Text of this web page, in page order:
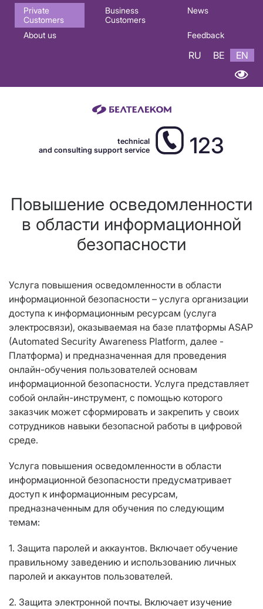
Основная
навигация
Private
Customers
Business
Customers
News
About us Feedback
RU BE EN
technical
and consulting support service
123
Повышение осведомленности
в области информационной
безопасности
Услуга повышения осведомленности в области
информационной безопасности – услуга организации
доступа к информационным ресурсам (услуга
электросвязи), оказываемая на базе платформы ASAP
(Automated Security Awareness Platform, далее -
Платформа) и предназначенная для проведения
онлайн-обучения пользователей основам
информационной безопасности. Услуга представляет
собой онлайн-инструмент, с помощью которого
заказчик может сформировать и закрепить у своих
сотрудников навыки безопасной работы в цифровой
среде.
Услуга повышения осведомленности в области
информационной безопасности предусматривает
доступ к информационным ресурсам,
предназначенным для обучения по следующим
темам:
1. Защита паролей и аккаунтов. Включает обучение
правильному заведению и использованию личных
паролей и аккаунтов пользователей.
2. Защита электронной почты. Включает изучение